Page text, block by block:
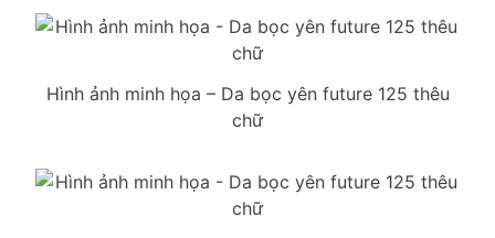
Hình ảnh minh họa – Da bọc yên future 125 thêu
chữ